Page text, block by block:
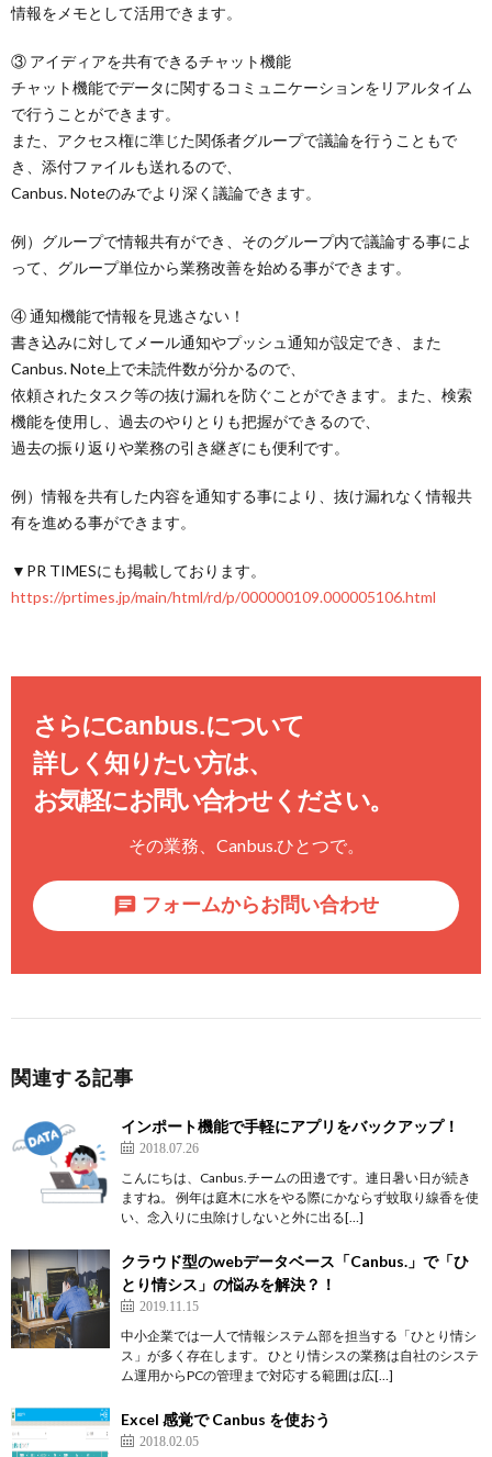
情報をメモとして活用できます。
③ アイディアを共有できるチャット機能
チャット機能でデータに関するコミュニケーションをリアルタイム
で行うことができます。
また、アクセス権に準じた関係者グループで議論を行うこともで
き、添付ファイルも送れるので、
Canbus. Noteのみでより深く議論できます。
例）グループで情報共有ができ、そのグループ内で議論する事によ
って、グループ単位から業務改善を始める事ができます。
④ 通知機能で情報を見逃さない！
書き込みに対してメール通知やプッシュ通知が設定でき、また
Canbus. Note上で未読件数が分かるので、
依頼されたタスク等の抜け漏れを防ぐことができます。また、検索
機能を使用し、過去のやりとりも把握ができるので、
過去の振り返りや業務の引き継ぎにも便利です。
例）情報を共有した内容を通知する事により、抜け漏れなく情報共
有を進める事ができます。
▼PR TIMESにも掲載しております。
https://prtimes.jp/main/html/rd/p/000000109.000005106.html
さらにCanbus.について
詳しく知りたい方は、
お気軽にお問い合わせください。
その業務、 Canbus.ひとつで。
フォームからお問い合わせ
関連する記事
インポート機能で手軽にアプリをバックアップ！
2018.07.26
こんにちは、Canbus.チームの田邊です。連日暑い日が続き
ますね。 例年は庭木に水をやる際にかならず蚊取り線香を使
い、念入りに虫除けしないと外に出る[…]
クラウド型のwebデータベース「Canbus.」で「ひ
とり情シス」の悩みを解決？！
2019.11.15
中小企業では一人で情報システム部を担当する「ひとり情シ
ス」が多く存在します。 ひとり情シスの業務は自社のシステ
ム運用からPCの管理まで対応する範囲は広[…]
Excel 感覚で Canbus を使おう
2018.02.05